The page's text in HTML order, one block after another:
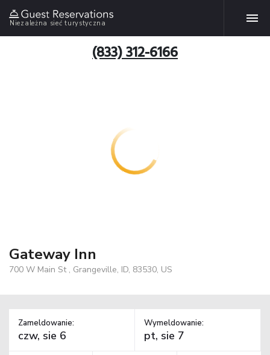
Niezależna sieć turystyczna
(833) 312-6166
Gateway Inn
700 W Main St , Grangeville, ID, 83530, US
Zameldowanie: Wymeldowanie: